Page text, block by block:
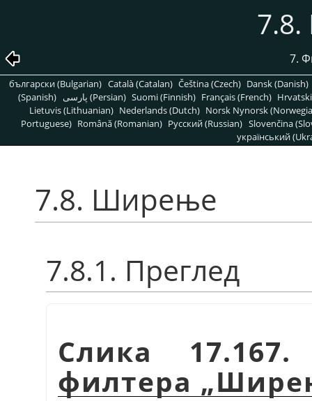
7.
български (Bulgarian) Català (Catalan) Čeština (Czech) Dansk (Danish)
(Spanish)
پارسی (Persian) Suomi (Finnish) Français (French)
Lietuvis (Lithuanian) Nederlands (Dutch) Norsk Nynorsk
Portuguese) Română (Romanian) Pусский (Russian) Slovenčina
український
7.8. Ширење
7.8.1. Преглед
Слика
филтера